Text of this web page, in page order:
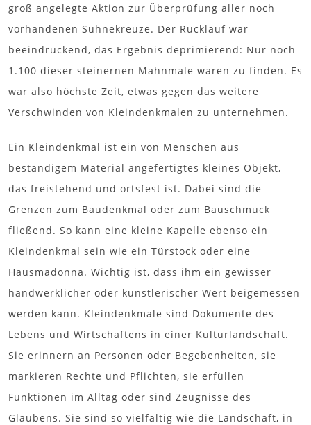
groß angelegte Aktion zur Überprüfung aller noch
vorhandenen Sühnekreuze. Der Rücklauf war
beeindruckend, das Ergebnis deprimierend: Nur noch
1.100 dieser steinernen Mahnmale waren zu finden. Es
war also höchste Zeit, etwas gegen das weitere
Verschwinden von Kleindenkmalen zu unternehmen.
Ein Kleindenkmal ist ein von Menschen aus
beständigem Material angefertigtes kleines Objekt,
das freistehend und ortsfest ist. Dabei sind die
Grenzen zum Baudenkmal oder zum Bauschmuck
fließend. So kann eine kleine Kapelle ebenso ein
Kleindenkmal sein wie ein Türstock oder eine
Hausmadonna. Wichtig ist, dass ihm ein gewisser
handwerklicher oder künstlerischer Wert beigemessen
werden kann. Kleindenkmale sind Dokumente des
Lebens und Wirtschaftens in einer Kulturlandschaft.
Sie erinnern an Personen oder Begebenheiten, sie
markieren Rechte und Pflichten, sie erfüllen
Funktionen im Alltag oder sind Zeugnisse des
Glaubens. Sie sind so vielfältig wie die Landschaft, in